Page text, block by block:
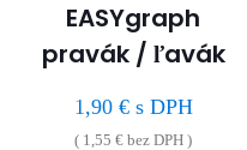
EASYgraph
pravák / ľavák
1,90 €s DPH
( 1,55€ bez DPH )